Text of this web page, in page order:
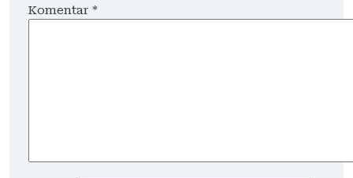
Komentar *